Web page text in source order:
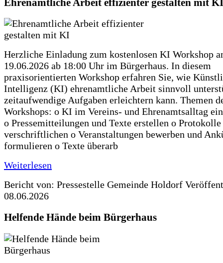
Herzliche Einladung zum kostenlosen KI Workshop
19.06.2026 ab 18:00 Uhr im Bürgerhaus. In diesem
praxisorientierten Workshop erfahren Sie, wie
Intelligenz (KI) ehrenamtliche Arbeit sinnvoll
zeitaufwendige Aufgaben erleichtern kann. Themen
Workshops: o KI im Vereins- und Ehrenamtsalltag
o Pressemitteilungen und Texte erstellen o
verschriftlichen o Veranstaltungen bewerben und
formulieren o Texte überarb
Weiterlesen
Bericht von: Pressestelle Gemeinde Holdorf
08.06.2026
Helfende Hände beim Bürgerhaus